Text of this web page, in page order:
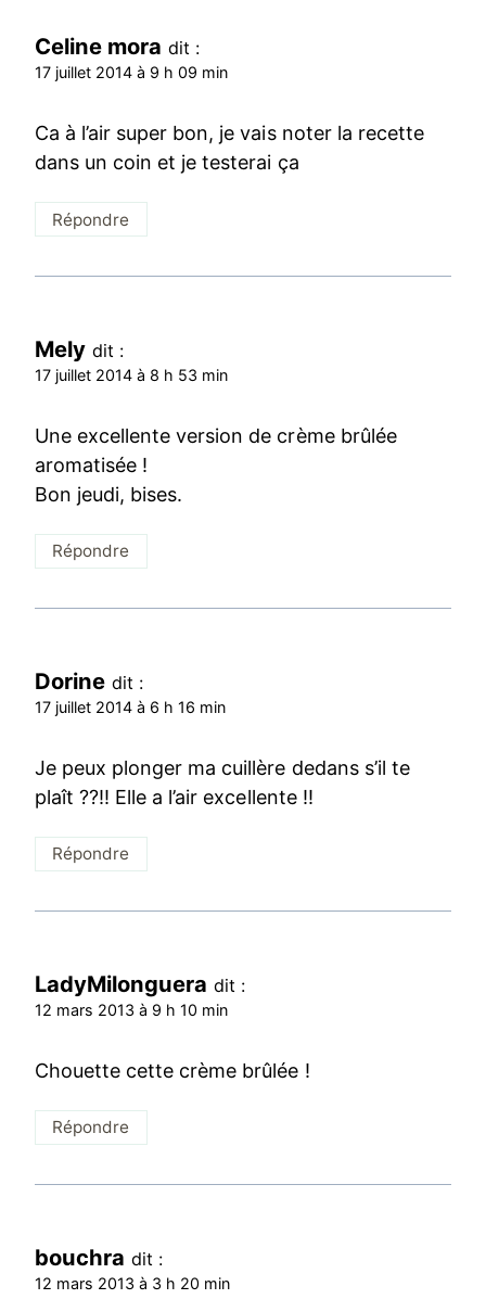
Celine mora dit :
17 juillet 2014 à 9 h 09 min
Ca à l’air super bon, je vais noter la recette
dans un coin et je testerai ça
Répondre
Mely dit :
17 juillet 2014 à 8 h 53 min
Une excellente version de crème brûlée
aromatisée !
Bon jeudi, bises.
Répondre
Dorine dit :
17 juillet 2014 à 6 h 16 min
Je peux plonger ma cuillère dedans s’il te
plaît ??!! Elle a l’air excellente !!
Répondre
LadyMilonguera dit :
12 mars 2013 à 9 h 10 min
Chouette cette crème brûlée !
Répondre
bouchra dit :
12 mars 2013 à 3 h 20 min